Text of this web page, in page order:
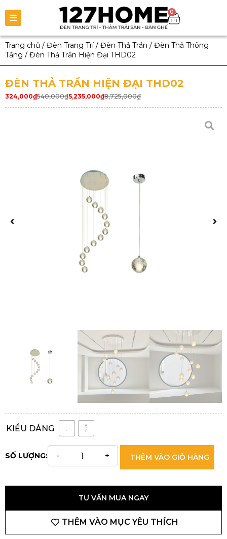
0
Trang chủ / Đèn Trang Trí/ Đèn Thả Trần / Đèn Thả Thông
Tầng / Đèn Thả Trần Hiện Đại THD02
ĐÈN THẢ TRẦN HIỆN ĐẠI THD02
540,000₫
324,000₫ 8,725,000₫
5,235,000₫
KIỂU DÁNG
SỐ LƯỢNG: THÊM VÀO GIỎ HÀNG
TƯ VẤN MUA NGAY
THÊM VÀO MỤC YÊU THÍCH